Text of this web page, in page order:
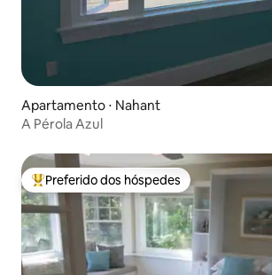
Apartamento ⋅ Nahant
A Pérola Azul
Entre os melhores preferidos dos hóspedes
Preferido dos hóspedes